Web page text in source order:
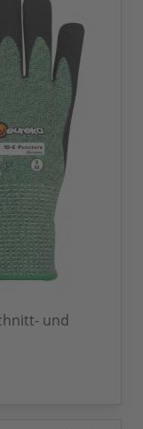
und